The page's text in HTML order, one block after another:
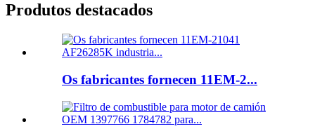
Produtos destacados
Os fabricantes fornecen 11EM-2...